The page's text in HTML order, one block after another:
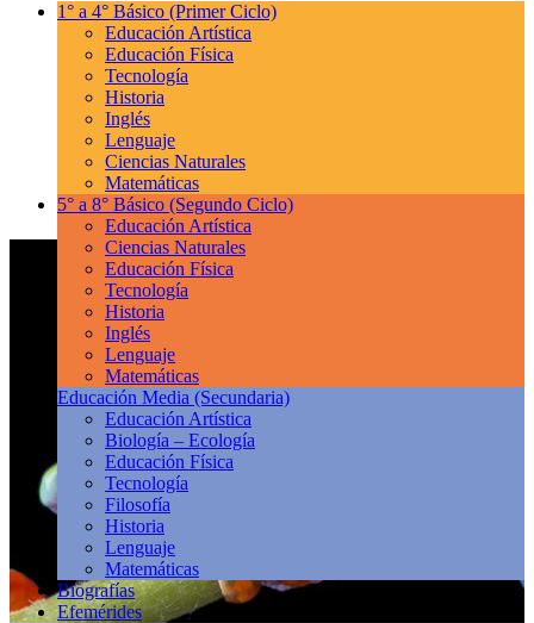
1° a 4° Básico (Primer Ciclo)
Educación Artística
Educación Física
Tecnología
Historia
Inglés
Lenguaje
Ciencias Naturales
Matemáticas
5° a 8° Básico (Segundo Ciclo)
Educación Artística
Ciencias Naturales
Educación Física
Tecnología
Historia
Inglés
Lenguaje
Matemáticas
Educación Media (Secundaria)
Educación Artística
Biología – Ecología
Educación Física
Tecnología
Filosofía
Historia
Lenguaje
Matemáticas
Biografías
Efemérides